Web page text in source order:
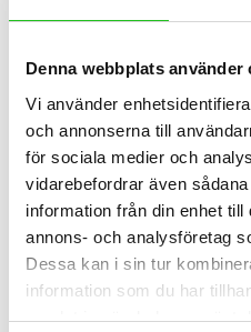
Denna webbplats använder
Vi använder
och annonserna till
för sociala medier och
vidarebefordrar även
information från din enhet
annons- och analysföretag
Dessa kan i sin tur
information som du har
samlat in när du har använt
Hjul
Oquo RC30 Team
12 999,00